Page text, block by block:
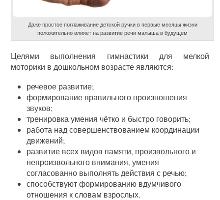
Даже простое поглаживание детской ручки в первые месяцы жизни
положительно влияет на развитие речи малыша в будущем
Целями выполнения гимнастики для мелкой
моторики в дошкольном возрасте являются:
речевое развитие;
формирование правильного произношения
звуков;
тренировка умения чётко и быстро говорить;
работа над совершенствованием координации
движений;
развитие всех видов памяти, произвольного и
непроизвольного внимания, умения
согласованно выполнять действия с речью;
способствуют формированию вдумчивого
отношения к словам взрослых.